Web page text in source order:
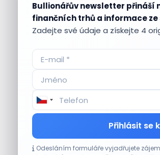
Bullionářův newsletter přináší
finančních trhů a informace
Zadejte své údaje a získejte 4
Přihlásit se
Odesláním formuláře vyjadřujete
Aktuálnípříležitosti
Výsledky společností jsou